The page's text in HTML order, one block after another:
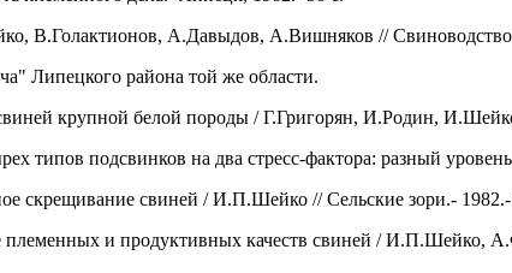
В.Голактионов, А.Давыдов, А.Вишняков //
Липецкого района той же области.
свиней крупной белой породы / Г.Григорян, И.Родин,
типов подсвинков на два стресс-фактора: разный
скрещивание свиней / И.П.Шейко // Сельские зори.-
и продуктивных качеств свиней / И.П.Шейко,